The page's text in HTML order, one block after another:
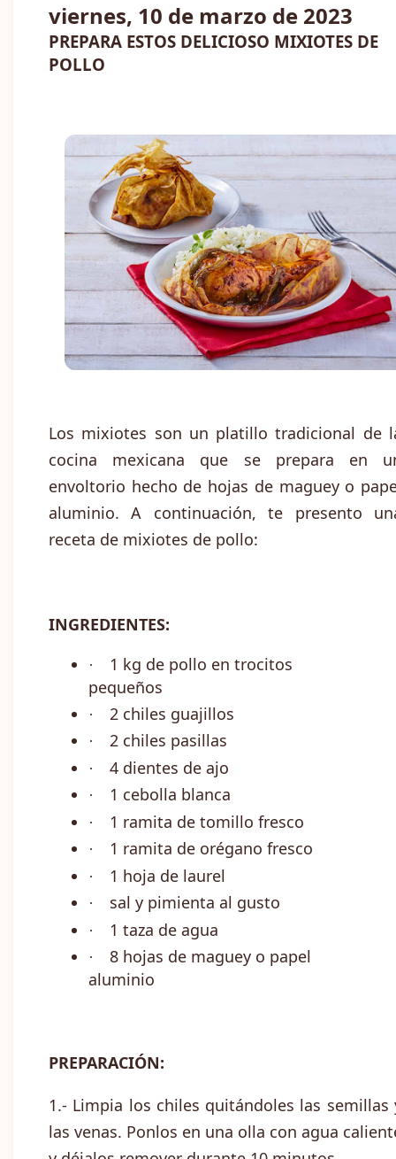
viernes, 10 de marzo de 2023
PREPARA ESTOS DELICIOSO MIXIOTES DE
POLLO
Los mixiotes son un platillo tradicional de
cocina mexicana que se prepara en
envoltorio hecho de hojas de maguey o
aluminio. A continuación, te presento
receta de mixiotes de pollo:
INGREDIENTES:
·
1 kg de pollo en trocitos
pequeños
· 2 chiles guajillos
· 2 chiles pasillas
· 4 dientes de ajo
· 1 cebolla blanca
· 1 ramita de tomillo fresco
· 1 ramita de orégano fresco
· 1 hoja de laurel
· sal y pimienta al gusto
· 1 taza de agua
·
8 hojas de maguey o papel
aluminio
PREPARACIÓN:
1.- Limpia los chiles quitándoles las semillas
las venas. Ponlos en una olla con agua